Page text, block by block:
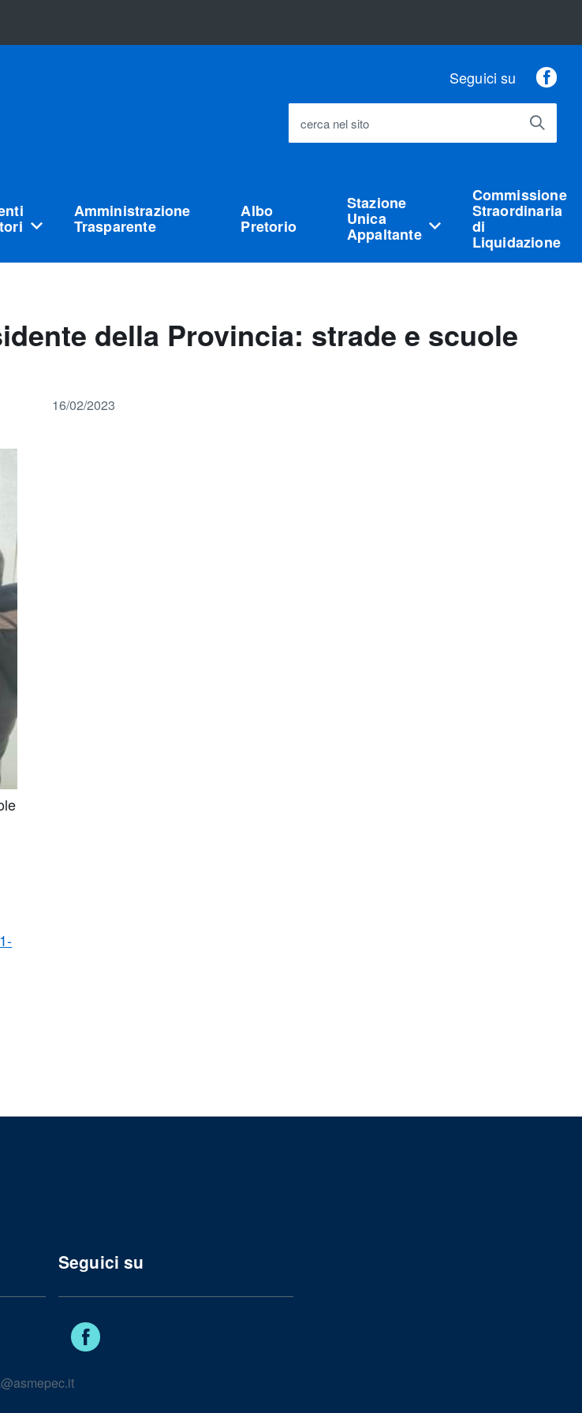
Seguici su
cerca nel sito
Amministrazione
Trasparente
Albo
Pretorio
Stazione
Unica
Appaltante
Commissione
Straordinaria
di
Liquidazione
della Provincia: strade e scuole
16/02/2023
Seguici su